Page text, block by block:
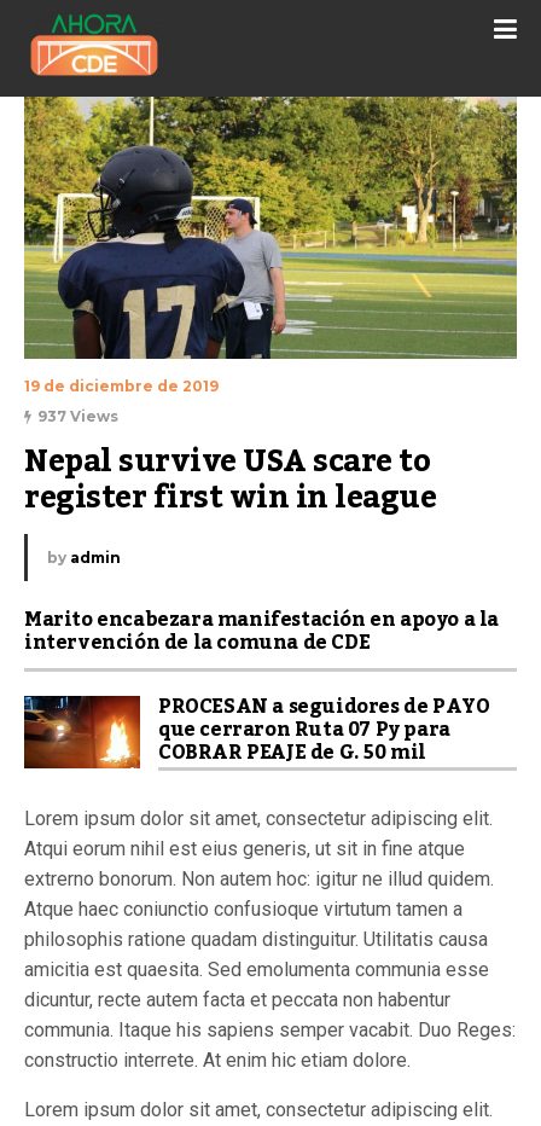
19 de diciembre de 2019
937 Views
Nepal survive USA scare to
register first win in league
by admin
Marito encabezara manifestación en apoyo a la
intervención de la comuna de CDE
PROCESAN a seguidores de PAYO
que cerraron Ruta 07 Py para
COBRAR PEAJE de G. 50 mil
Lorem ipsum dolor sit amet, consectetur adipiscing elit.
Atqui eorum nihil est eius generis, ut sit in fine atque
extrerno bonorum. Non autem hoc: igitur ne illud quidem.
Atque haec coniunctio confusioque virtutum tamen a
philosophis ratione quadam distinguitur. Utilitatis causa
amicitia est quaesita. Sed emolumenta communia esse
dicuntur, recte autem facta et peccata non habentur
communia. Itaque his sapiens semper vacabit. Duo Reges:
constructio interrete. At enim hic etiam dolore.
Lorem ipsum dolor sit amet, consectetur adipiscing elit.